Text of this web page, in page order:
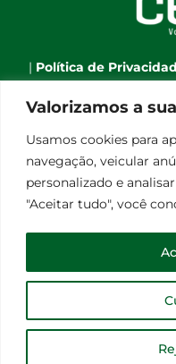
Valorizamos a
Usamos cookies para
navegação, veicular
personalizado e
"Aceitar tudo", você
| Política de
mail:
de talentos:
© Copyright 2012 -
Laboratório de